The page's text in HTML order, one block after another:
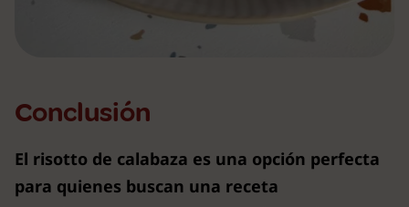
Conclusión
El risotto de calabaza es una opción perfecta
para quienes buscan una receta